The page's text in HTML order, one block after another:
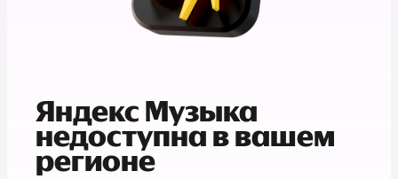
Яндекс Музыка
недоступна в вашем
регионе